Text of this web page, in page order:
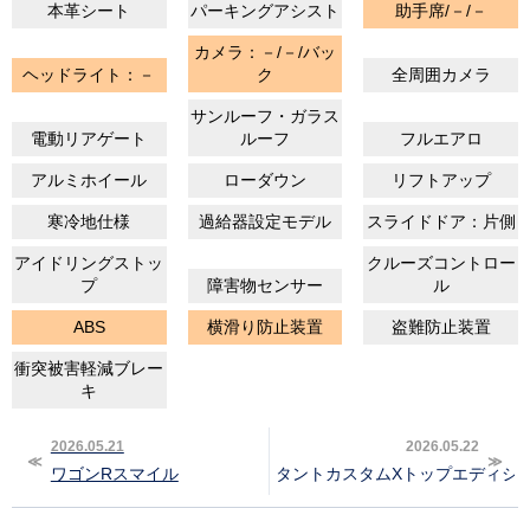
本革シート パーキングアシスト
助手席/－/－
ヘッドライト：－
カメラ：－/－/バッ
ク
全周囲カメラ
電動リアゲート
サンルーフ・ガラス
ルーフ
フルエアロ
アルミホイール ローダウン リフトアップ
寒冷地仕様 過給器設定モデル スライドドア：片側
アイドリングストッ
プ
障害物センサー
クルーズコントロー
ル
ABS 横滑り防止装置 盗難防止装置
衝突被害軽減ブレー
キ
2026.05.21
ワゴンRスマイル
2026.05.22
タントカスタムXトップエディシ